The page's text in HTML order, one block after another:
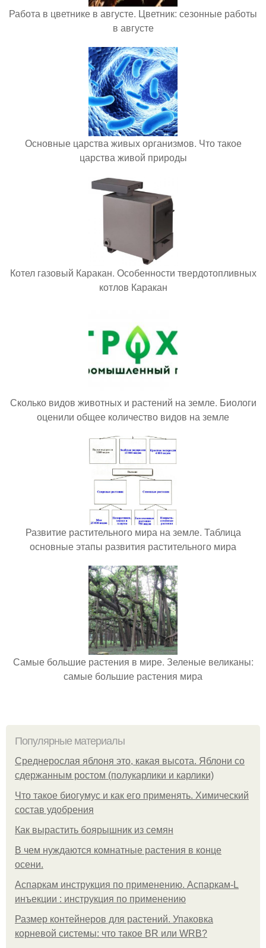
Работа в цветнике в августе. Цветник: сезонные работы
в августе
Основные царства живых организмов. Что такое
царства живой природы
Котел газовый Каракан. Особенности твердотопливных
котлов Каракан
Сколько видов животных и растений на земле. Биологи
оценили общее количество видов на земле
Развитие растительного мира на земле. Таблица
основные этапы развития растительного мира
Самые большие растения в мире. Зеленые великаны:
самые большие растения мира
Популярные материалы
Среднерослая яблоня это, какая высота. Яблони со
сдержанным ростом (полукарлики и карлики)
Что такое биогумус и как его применять. Химический
состав удобрения
Как вырастить боярышник из семян
В чем нуждаются комнатные растения в конце
осени.
Аспаркам инструкция по применению. Аспаркам-L
инъекции : инструкция по применению
Размер контейнеров для растений. Упаковка
корневой системы: что такое BR или WRB?